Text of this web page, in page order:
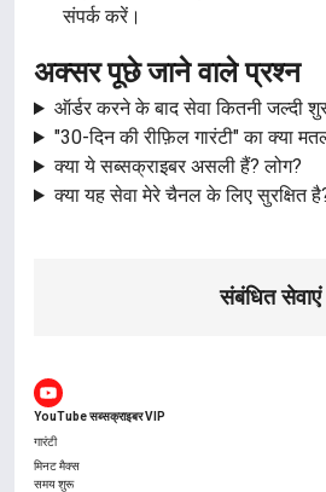
संपर्क करें।
अक्सर पूछे जाने वाले प्रश्न
ऑर्डर करने के बाद सेवा कितनी जल्दी
"30-दिन की रीफ़िल गारंटी" का क्या
क्या ये सब्सक्राइबर असली हैं? लोग?
क्या यह सेवा मेरे चैनल के लिए सुरक्षित
संबंधित सेवाएं
YouTube सब्सक्राइबर VIP
गारंटी
मिनट मैक्स
समय शुरू